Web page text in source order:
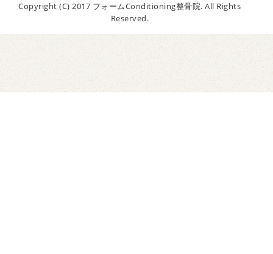
Copyright (C) 2017 フォームConditioning整骨院. All Rights
Reserved.